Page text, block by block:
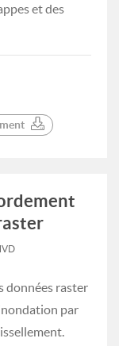
et des
données raster
par